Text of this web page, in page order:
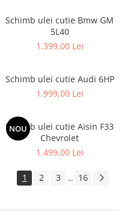
Schimb ulei cutie Bmw GM
5L40
1.399,00 Lei
Schimb ulei cutie Audi 6HP
1.999,00 Lei
NOU
Schimb ulei cutie Aisin F33
Chevrolet
1.499,00 Lei
1 2 3 ... 16